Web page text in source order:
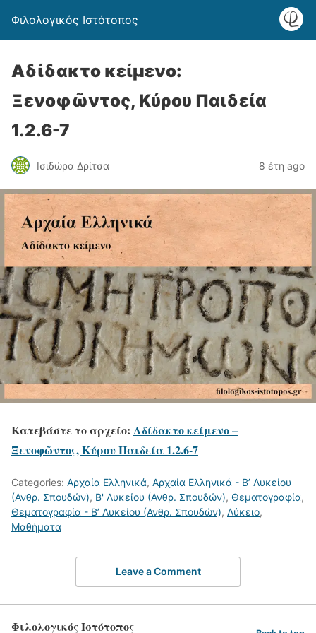
Φιλολογικός Ιστότοπος
Αδίδακτο κείμενο:
Ξενοφῶντος, Κύρου Παιδεία
1.2.6-7
Ισιδώρα Δρίτσα 8 έτη ago
Κατεβάστε το αρχείο: Αδίδακτο κείμενο –
Ξενοφῶντος, Κύρου Παιδεία 1.2.6-7
Categories: Αρχαία Ελληνικά, Αρχαία Ελληνικά - Β’ Λυκείου
(Ανθρ. Σπουδών), Β' Λυκείου (Ανθρ. Σπουδών), Θεματογραφία,
Θεματογραφία - Β’ Λυκείου (Ανθρ. Σπουδών), Λύκειο,
Μαθήματα
Leave a Comment
Φιλολογικός Ιστότοπος